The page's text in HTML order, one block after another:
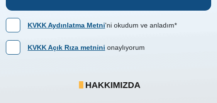
KVKK Aydınlatma Metni'ni okudum ve anladım*
KVKK Açık Rıza metnini onaylıyorum
HAKKIMIZDA